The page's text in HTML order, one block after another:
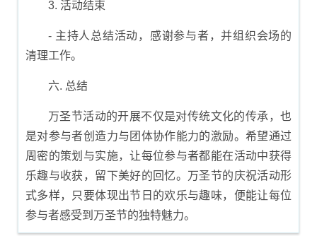
3. 活动结束
- 主持人总结活动，感谢参与者，并组织会场的
清理工作。
六. 总结
万圣节活动的开展不仅是对传统文化的传承，也
是对参与者创造力与团体协作能力的激励。希望通过
周密的策划与实施，让每位参与者都能在活动中获得
乐趣与收获，留下美好的回忆。万圣节的庆祝活动形
式多样，只要体现出节日的欢乐与趣味，便能让每位
参与者感受到万圣节的独特魅力。